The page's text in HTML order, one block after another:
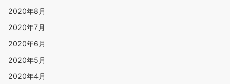
2020年8月
2020年7月
2020年6月
2020年5月
2020年4月